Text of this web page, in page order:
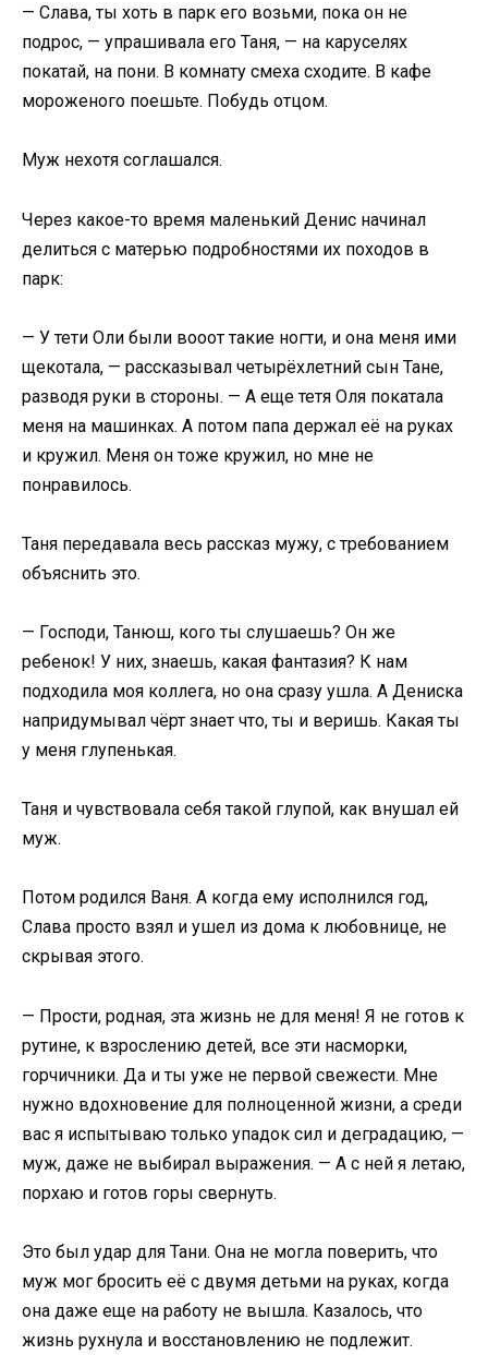
— Слава, ты хоть в парк его возьми, пока он не
подрос, — упрашивала его Таня, — на каруселях
покатай, на пони. В комнату смеха сходите. В кафе
мороженого поешьте. Побудь отцом.
Муж нехотя соглашался.
Через какое-то время маленький Денис начинал
делиться с матерью подробностями их походов в
парк:
— У тети Оли были вооот такие ногти, и она меня ими
щекотала, — рассказывал четырёхлетний сын Тане,
разводя руки в стороны. — А еще тетя Оля покатала
меня на машинках. А потом папа держал её на руках
и кружил. Меня он тоже кружил, но мне не
понравилось.
Таня передавала весь рассказ мужу, с требованием
объяснить это.
— Господи, Танюш, кого ты слушаешь? Он же
ребенок! У них, знаешь, какая фантазия? К нам
подходила моя коллега, но она сразу ушла. А Дениска
напридумывал чёрт знает что, ты и веришь. Какая ты
у меня глупенькая.
Таня и чувствовала себя такой глупой, как внушал ей
муж.
Потом родился Ваня. А когда ему исполнился год,
Слава просто взял и ушел из дома к любовнице, не
скрывая этого.
— Прости, родная, эта жизнь не для меня! Я не готов к
рутине, к взрослению детей, все эти насморки,
горчичники. Да и ты уже не первой свежести. Мне
нужно вдохновение для полноценной жизни, а среди
вас я испытываю только упадок сил и деградацию, —
муж, даже не выбирал выражения. — А с ней я летаю,
порхаю и готов горы свернуть.
Это был удар для Тани. Она не могла поверить, что
муж мог бросить её с двумя детьми на руках, когда
она даже еще на работу не вышла. Казалось, что
жизнь рухнула и восстановлению не подлежит.